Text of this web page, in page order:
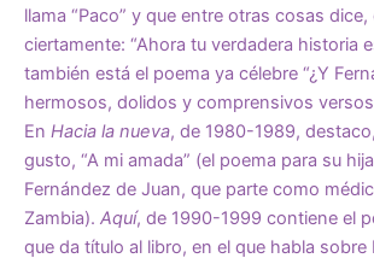
llama “Paco” y que entre otras cosas
ciertamente: “Ahora tu verdadera historia
también está el poema ya célebre “¿Y
hermosos, dolidos y comprensivos
En Hacia la nueva, de 1980-1989,
gusto, “A mi amada” (el poema para su
Fernández de Juan, que parte como
Zambia). Aquí, de 1990-1999 contiene el
que da título al libro, en el que habla sobre